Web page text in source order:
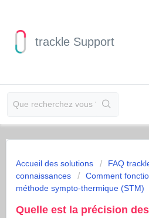
trackle Support
Accueil des solutions
FAQ
connaissances
Comment
méthode sympto-thermique (STM)
Quelle est la précision